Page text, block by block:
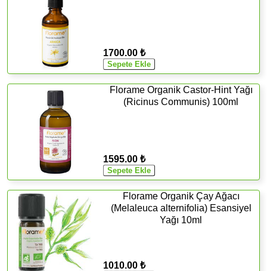
1700.00 ₺
Florame Organik Castor-Hint Yağı
(Ricinus Communis) 100ml
1595.00 ₺
Florame Organik Çay Ağacı
(Melaleuca alternifolia) Esansiyel
Yağı 10ml
1010.00 ₺